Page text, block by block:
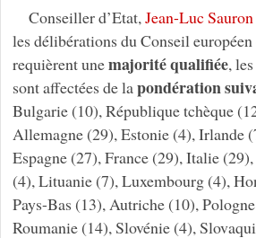
Conseiller d’Etat,Jean-Luc
les délibérations du Conseil
requièrent unemajorité qualifiée,
sont affectées de lapondération
Bulgarie (10), République tchèque
Allemagne (29), Estonie (4), Irlande
Espagne (27), France (29), Italie
(4), Lituanie (7), Luxembourg (4),
Pays-Bas (13), Autriche (10),
Roumanie (14), Slovénie (4),